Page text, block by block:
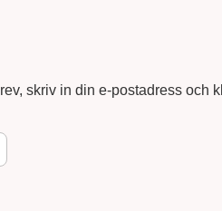
skriv in din e-postadress och